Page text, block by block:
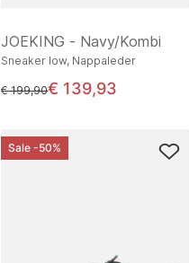
JOEKING - Navy/Kombi
Sneaker low, Nappaleder
statt
€ 199,90€ 139,93
Sale -50%